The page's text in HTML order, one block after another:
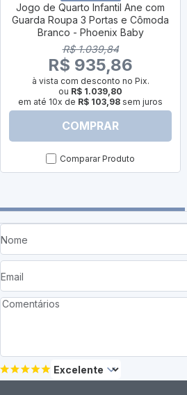
Jogo de Quarto Infantil Ane com
Guarda Roupa 3 Portas e Cômoda
Branco - Phoenix Baby
R$ 1.039,84
R$ 935,86
à vista com desconto no Pix.
ou R$ 1.039,80
em até 10x de R$ 103,98 sem juros
COMPRAR
Comparar Produto